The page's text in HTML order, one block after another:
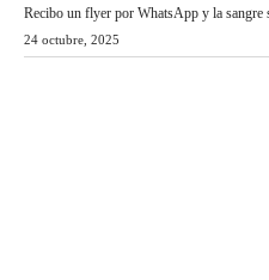
Recibo un flyer por WhatsApp y la sangre
24 octubre, 2025